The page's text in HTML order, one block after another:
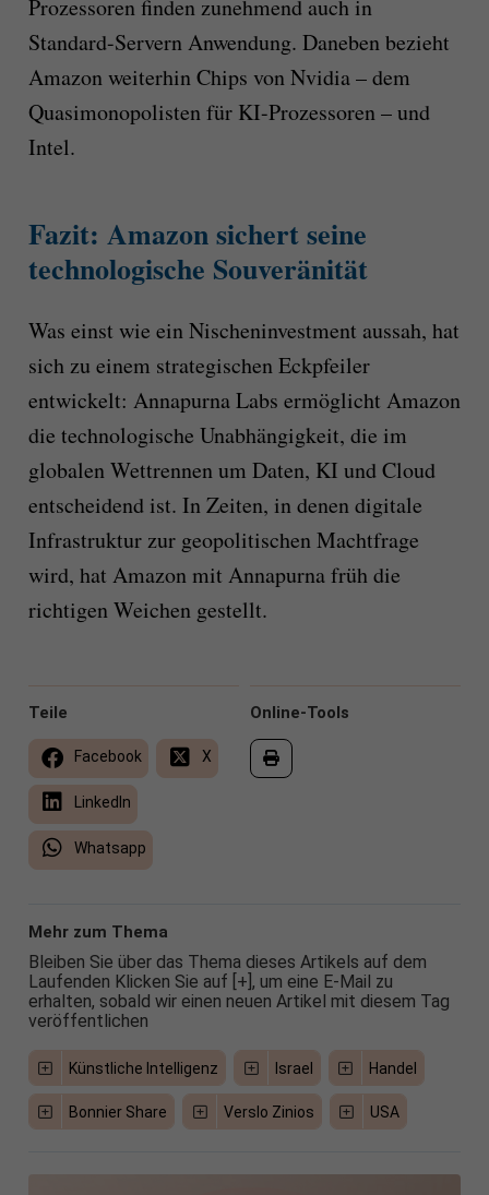
Prozessoren finden zunehmend auch in
Standard-Servern Anwendung. Daneben bezieht
Amazon weiterhin Chips von Nvidia – dem
Quasimonopolisten für KI-Prozessoren – und
Intel.
Fazit: Amazon sichert seine
technologische Souveränität
Was einst wie ein Nischeninvestment aussah, hat
sich zu einem strategischen Eckpfeiler
entwickelt: Annapurna Labs ermöglicht Amazon
die technologische Unabhängigkeit, die im
globalen Wettrennen um Daten, KI und Cloud
entscheidend ist. In Zeiten, in denen digitale
Infrastruktur zur geopolitischen Machtfrage
wird, hat Amazon mit Annapurna früh die
richtigen Weichen gestellt.
Online-Tools
Teile
Facebook X
LinkedIn
Whatsapp
Mehr zum Thema
Bleiben Sie über das Thema dieses Artikels auf dem
Laufenden Klicken Sie auf [+], um eine E-Mail zu
erhalten, sobald wir einen neuen Artikel mit diesem Tag
veröffentlichen
Künstliche Intelligenz Israel Handel
Bonnier Share Verslo Zinios USA